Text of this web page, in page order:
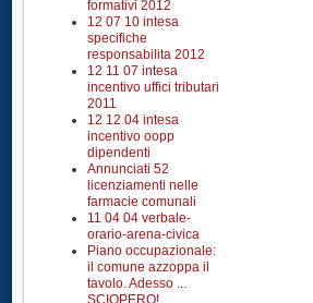
formativi 2012
12 07 10 intesa
specifiche
responsabilita 2012
12 11 07 intesa
incentivo uffici tributari
2011
12 12 04 intesa
incentivo oopp
dipendenti
Annunciati 52
licenziamenti nelle
farmacie comunali
11 04 04 verbale-
orario-arena-civica
Piano occupazionale:
il comune azzoppa il
tavolo. Adesso ...
SCIOPERO!